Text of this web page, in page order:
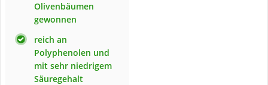
Olivenbäumen
gewonnen
reich an
Polyphenolen und
mit sehr niedrigem
Säuregehalt